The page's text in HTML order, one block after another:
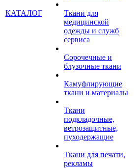
КАТАЛОГ
Ткани для
медицинской
одежды и служб
сервиса
Сорочечные и
блузочные ткани
Камуфлирующие
ткани и материалы
Ткани
подкладочные,
ветрозащитные,
пуходержащие
Ткани для печати,
рекламы